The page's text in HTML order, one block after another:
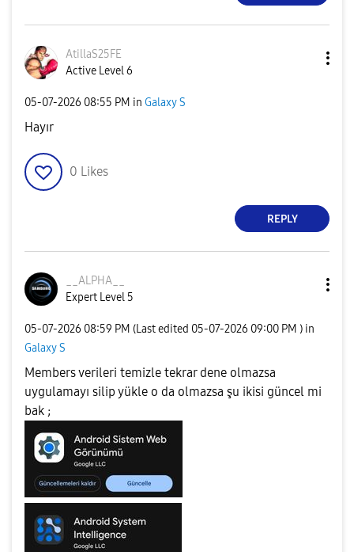
AtillaS25FE
Active Level 6
‎05-07-2026 08:55 PM in Galaxy S
Hayır
0 Likes
REPLY
__ALPHA__
Expert Level 5
‎05-07-2026 08:59 PM (Last edited ‎05-07-2026 09:00 PM ) in
Galaxy S
Members verileri temizle tekrar dene olmazsa
uygulamayı silip yükle o da olmazsa şu ikisi güncel mi
bak ;